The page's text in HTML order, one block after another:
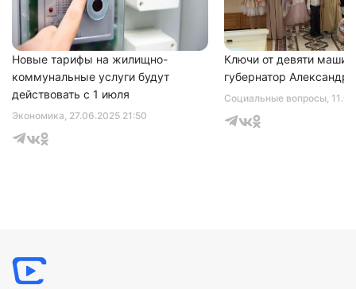
Экономика, 27.06.2025 21:50
Новые тарифы на жилищно-
коммунальные услуги будут
действовать с 1 июля
Социальные вопросы,
Ключи от девяти машин
губернатор Александр